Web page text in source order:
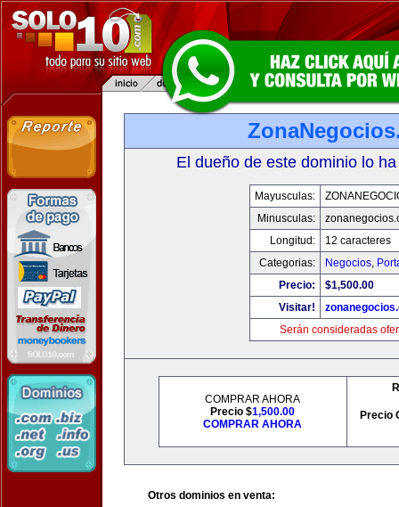
El dueño de este dominio lo
Mayusculas:
Minusculas:
Longitud:
12 caracteres
Categorias:
Negocios,
Precio:
$1,500.00
Visitar!
Serán consideradas
COMPRAR AHORA
Precio $1,500.00
COMPRAR AHORA
Precio
Otros dominios en venta: